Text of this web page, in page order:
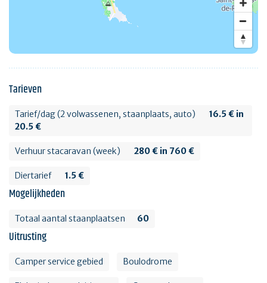
Tarieven
Tarief/dag (2 volwassenen, staanplaats, auto)
16.5 € in
20.5 €
Verhuur stacaravan (week) 280 € in 760 €
Diertarief 1.5 €
Mogelijkheden
Totaal aantal staanplaatsen 60
Uitrusting
Camper service gebied Boulodrome